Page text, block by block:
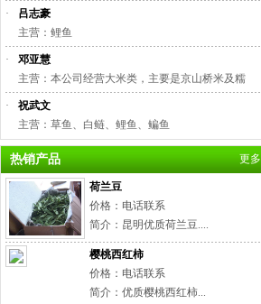
·
吕志豪
主营：鲤鱼
·
邓亚慧
主营：本公司经营大米类，主要是京山桥米及糯
·
祝武文
主营：草鱼、白鲢、鲤鱼、鳊鱼
热销产品 更多
荷兰豆
价格：电话联系
简介：昆明优质荷兰豆....
樱桃西红柿
价格：电话联系
简介：优质樱桃西红柿...